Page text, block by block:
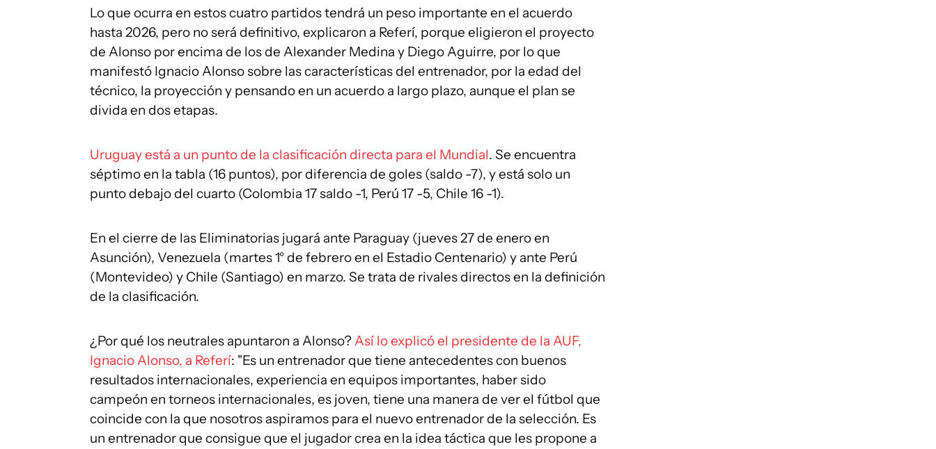
Lo que ocurra en estos cuatro partidos tendrá un peso importante en el acuerdo
hasta 2026, pero no será definitivo, explicaron a Referí, porque eligieron el proyecto
de Alonso por encima de los de Alexander Medina y Diego Aguirre, por lo que
manifestó Ignacio Alonso sobre las características del entrenador, por la edad del
técnico, la proyección y pensando en un acuerdo a largo plazo, aunque el plan se
divida en dos etapas.
Uruguay está a un punto de la clasificación directa para el Mundial. Se encuentra
séptimo en la tabla (16 puntos), por diferencia de goles (saldo -7), y está solo un
punto debajo del cuarto (Colombia 17 saldo -1, Perú 17 -5, Chile 16 -1).
En el cierre de las Eliminatorias jugará ante Paraguay (jueves 27 de enero en
Asunción), Venezuela (martes 1° de febrero en el Estadio Centenario) y ante Perú
(Montevideo) y Chile (Santiago) en marzo. Se trata de rivales directos en la definición
de la clasificación.
¿Por qué los neutrales apuntaron a Alonso?Así lo explicó el presidente de la AUF,
Ignacio Alonso, a Referí: "Es un entrenador que tiene antecedentes con buenos
resultados internacionales, experiencia en equipos importantes, haber sido
campeón en torneos internacionales, es joven, tiene una manera de ver el fútbol que
coincide con la que nosotros aspiramos para el nuevo entrenador de la selección. Es
un entrenador que consigue que el jugador crea en la idea táctica que les propone a